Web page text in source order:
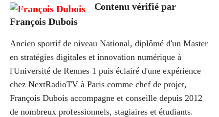
Contenu vérifié par
François Dubois
Ancien sportif de niveau National, diplômé d'un Master
en stratégies digitales et innovation numérique à
l'Université de Rennes 1 puis éclairé d'une expérience
chez NextRadioTV à Paris comme chef de projet,
François Dubois accompagne et conseille depuis 2012
de nombreux professionnels, stagiaires et étudiants.